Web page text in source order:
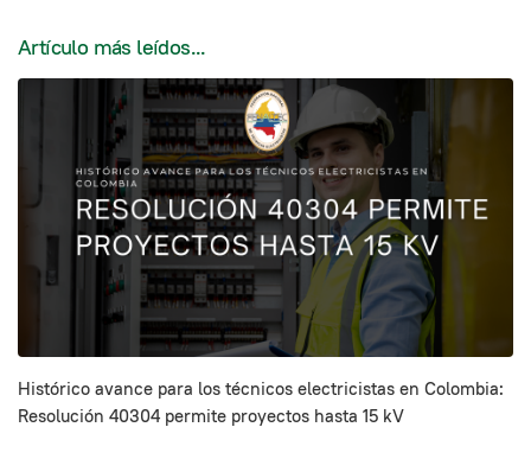
Artículo más leídos...
Histórico avance para los técnicos electricistas en Colombia:
Resolución 40304 permite proyectos hasta 15 kV